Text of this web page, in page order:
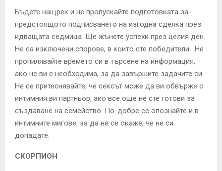
Бъдете нащрек и не пропускайте подготовката за
предстоящото подписването на изгодна сделка през
идващата седмица. Ще жънете успехи през целия ден.
Не са изключени спорове, в които сте победители. Не
пропилявайте времето си в търсене на информация,
ако не ви е необходима, за да завършите задачите си.
Не се притеснявайте, че сексът може да ви обвърже с
интимния ви партньор, ако все още не сте готови за
създаване на семейство. По-добре се опознайте и в
интимните мигове, за да не се окаже, че не си
допадате.
СКОРПИОН